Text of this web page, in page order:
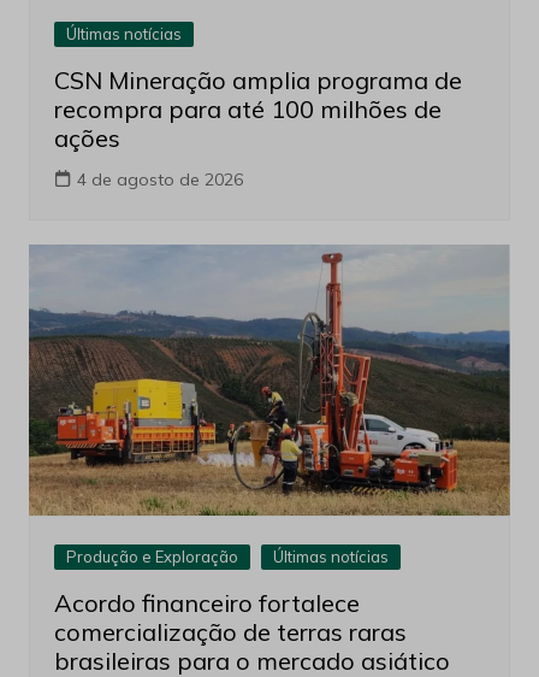
Últimas notícias
CSN Mineração amplia programa de
recompra para até 100 milhões de
ações
4 de agosto de 2026
Produção e Exploração Últimas notícias
Acordo financeiro fortalece
comercialização de terras raras
brasileiras para o mercado asiático